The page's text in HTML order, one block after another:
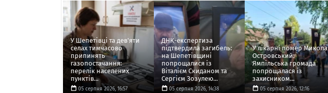
У Шепетівці та дев'яти
селах тимчасово
припинять
газопостачання:
перелік населених
пунктів...
05 серпня 2026, 16:57
ДНК-експертиза
підтвердила загибель:
на Шепетівщині
попрощалися із
Віталієм Скиданом та
Сергієм Зозулею...
05 серпня 2026, 14:38
У лікарні помер Микола
Островський:
Ямпільська громада
попрощалася із
захисником...
05 серпня 2026, 12:16